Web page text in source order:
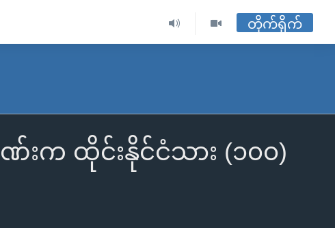
တိုက်ရိုက်
းက ထိုင်းနိုင်ငံသား (၁၀၀)